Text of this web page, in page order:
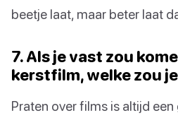
beetje laat, maar beter laat
7. Als je vast zou
kerstfilm, welke zou
Praten over films is altijd